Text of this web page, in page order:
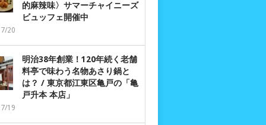
的麻辣味〉サマーチャイニーズ
ビュッフェ開催中
20
明治38年創業！120年続く老舗
料亭で味わう名物あさり鍋と
は？ / 東京都江東区亀戸の「亀
戸升本 本店」
19